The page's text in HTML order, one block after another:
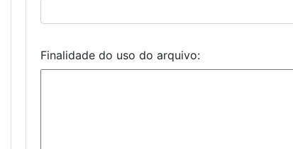
Finalidade do uso do arquivo: